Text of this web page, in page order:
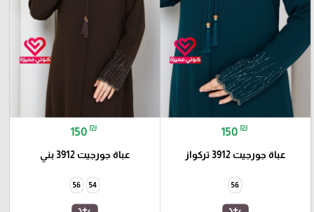
150 ₪
عباة جورجيت 3912 تركواز
56
150 ₪
عباة جورجيت 3912 بني
54
56